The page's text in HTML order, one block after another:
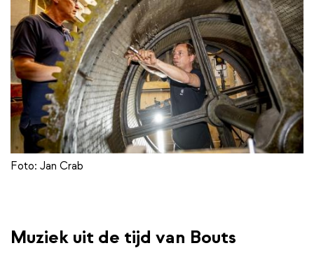
Foto: Jan Crab
Muziek uit de tijd van Bouts